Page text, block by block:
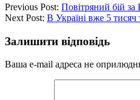
Previous Post: Повітряний бій за
Next Post: В Україні вже 5 тисяч
Залишити відповідь
Ваша e-mail адреса не